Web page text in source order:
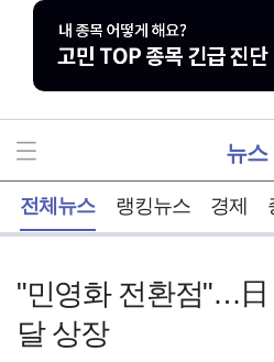
뉴스
전체뉴스 랭킹뉴스 경제
"민영화 전환점"…日
달 상장